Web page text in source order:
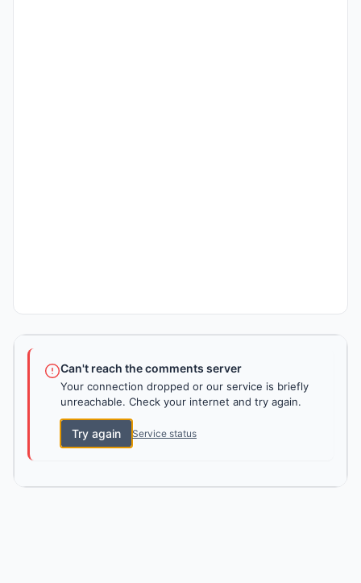
Can't reach the comments server
Your connection dropped or our service is briefly
unreachable. Check your internet and try again.
Try again Service status